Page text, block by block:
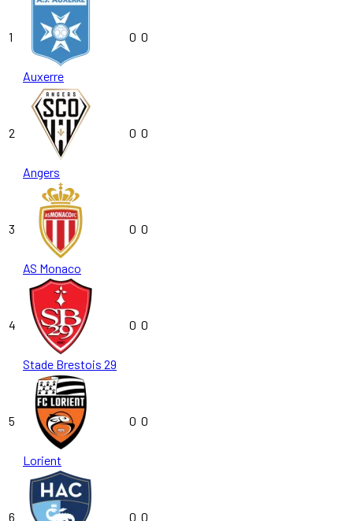
1
Auxerre
0 0
2
Angers
0 0
3
AS Monaco
0 0
4
Stade Brestois 29
0 0
5
Lorient
0 0
6 0 0